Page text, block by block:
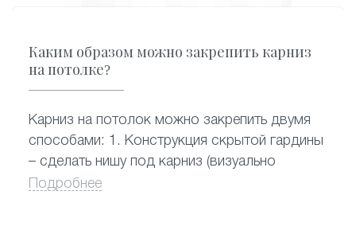
Каким образом можно закрепить карниз
на потолке?
Карниз на потолок можно закрепить двумя
способами: 1. Конструкция скрытой гардины
– сделать нишу под карниз (визуально
смотрится очень красиво, когда из-под
Подробнее